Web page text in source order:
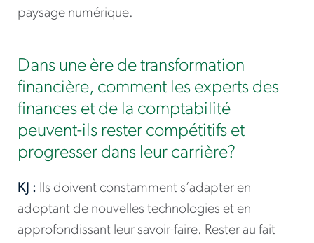
paysage numérique.
Dans une ère de transformation
financière, comment les experts des
finances et de la comptabilité
peuvent-ils rester compétitifs et
progresser dans leur carrière?
KJ : Ils doivent constamment s’adapter en
adoptant de nouvelles technologies et en
approfondissant leur savoir-faire. Rester au fait